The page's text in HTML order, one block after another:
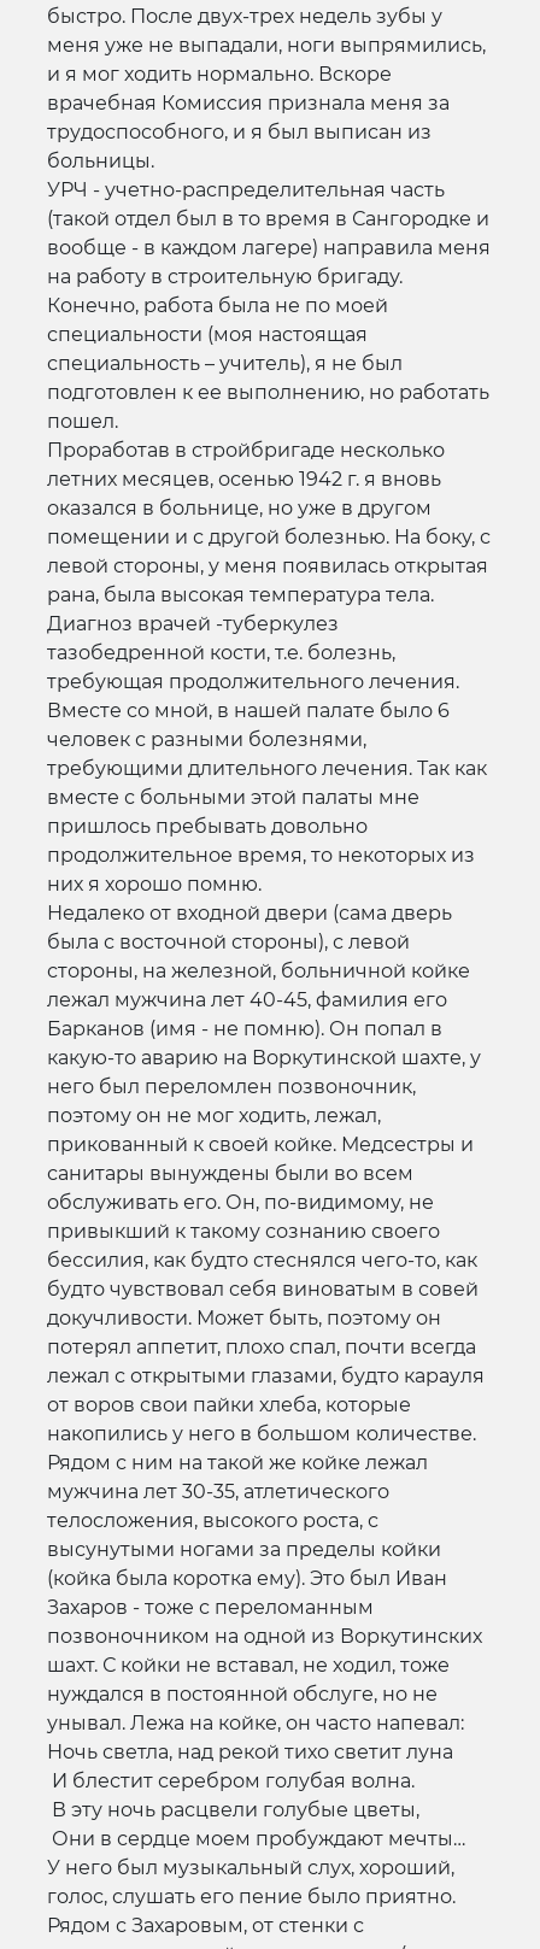
быстро. После двух-трех недель зубы у
меня уже не выпадали, ноги выпрямились,
и я мог ходить нормально. Вскоре
врачебная Комиссия признала меня за
трудоспособного, и я был выписан из
больницы.
УРЧ - учетно-распределительная часть
(такой отдел был в то время в Сангородке и
вообще - в каждом лагере) направила меня
на работу в строительную бригаду.
Конечно, работа была не по моей
специальности (моя настоящая
специальность – учитель), я не был
подготовлен к ее выполнению, но работать
пошел.
Проработав в стройбригаде несколько
летних месяцев, осенью 1942 г. я вновь
оказался в больнице, но уже в другом
помещении и с другой болезнью. На боку, с
левой стороны, у меня появилась открытая
рана, была высокая температура тела.
Диагноз врачей -туберкулез
тазобедренной кости, т.е. болезнь,
требующая продолжительного лечения.
Вместе со мной, в нашей палате было 6
человек с разными болезнями,
требующими длительного лечения. Так как
вместе с больными этой палаты мне
пришлось пребывать довольно
продолжительное время, то некоторых из
них я хорошо помню.
Недалеко от входной двери (сама дверь
была с восточной стороны), с левой
стороны, на железной, больничной койке
лежал мужчина лет 40-45, фамилия его
Барканов (имя - не помню). Он попал в
какую-то аварию на Воркутинской шахте, у
него был переломлен позвоночник,
поэтому он не мог ходить, лежал,
прикованный к своей койке. Медсестры и
санитары вынуждены были во всем
обслуживать его. Он, по-видимому, не
привыкший к такому сознанию своего
бессилия, как будто стеснялся чего-то, как
будто чувствовал себя виноватым в совей
докучливости. Может быть, поэтому он
потерял аппетит, плохо спал, почти всегда
лежал с открытыми глазами, будто карауля
от воров свои пайки хлеба, которые
накопились у него в большом количестве.
Рядом с ним на такой же койке лежал
мужчина лет 30-35, атлетического
телосложения, высокого роста, с
высунутыми ногами за пределы койки
(койка была коротка ему). Это был Иван
Захаров - тоже с переломанным
позвоночником на одной из Воркутинских
шахт. С койки не вставал, не ходил, тоже
нуждался в постоянной обслуге, но не
унывал. Лежа на койке, он часто напевал:
Ночь светла, над рекой тихо светит луна
И блестит серебром голубая волна.
В эту ночь расцвели голубые цветы,
Они в сердце моем пробуждают мечты…
У него был музыкальный слух, хороший,
голос, слушать его пение было приятно.
Рядом с Захаровым, от стенки с